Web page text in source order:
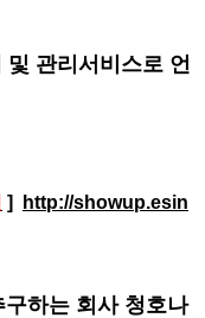
관리서비스로 언
]
http://showup.esin
하는 회사 청호나